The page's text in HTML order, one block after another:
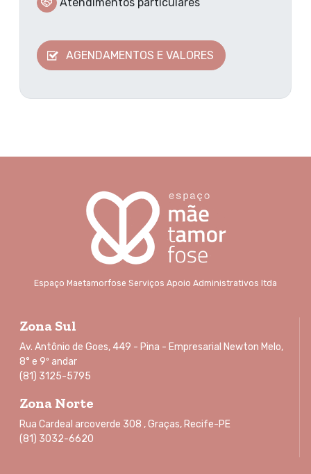
AGENDAMENTOS E VALORES
Espaço Maetamorfose Serviços Apoio Administrativos ltda
Zona Sul
Av. Antônio de Goes, 449 - Pina - Empresarial Newton Melo,
8° e 9º andar
(81) 3125-5795
Zona Norte
Rua Cardeal arcoverde 308 , Graças, Recife-PE
(81) 3032-6620